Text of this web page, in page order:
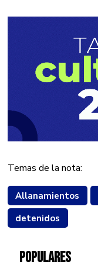
Temas de la nota:
Allanamientos
detenidos
POPULARES